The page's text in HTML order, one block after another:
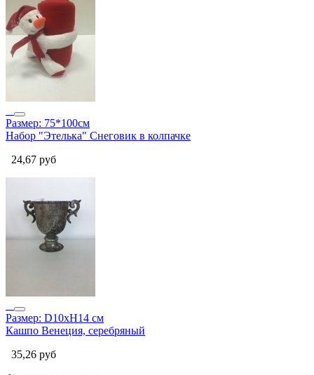
Размер: 75*100см
Набор "Этелька" Снеговик в колпачке
24,67 руб
Размер: D10xH14 см
Кашпо Венеция, серебряный
35,26 руб